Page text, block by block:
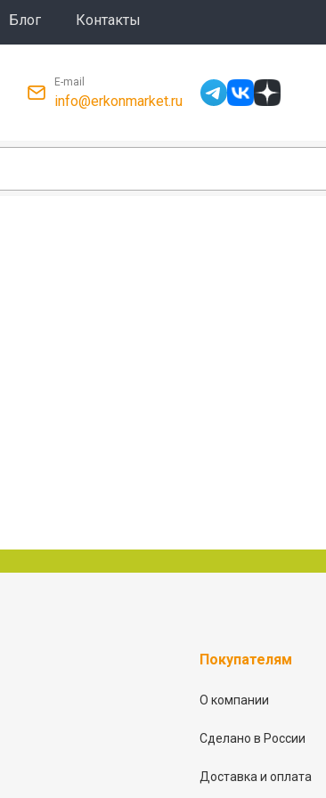
Блог Контакты
E-mail
info@erkonmarket.ru
Покупателям
О компании
Сделано в России
Доставка и оплата